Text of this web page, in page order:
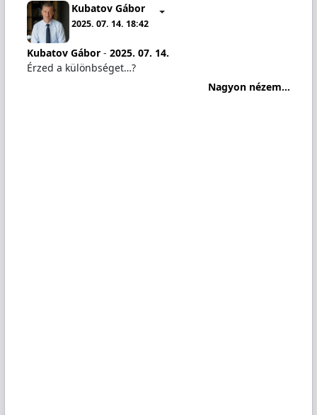
Kubatov Gábor
2025. 07. 14. 18:42
Kubatov Gábor- 2025. 07. 14.
Érzed a különbséget…?
Nagyon nézem...